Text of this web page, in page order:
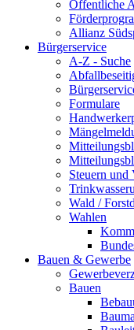
Öffentliche
Allianz
Bürgerservice
A-Z - Suche
Formulare
Steuern und
Wald /
Wahlen
Bauen & Gewerbe
Bauen